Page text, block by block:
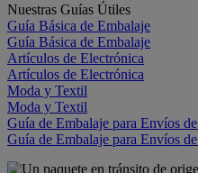
Nuestras Guías Útiles
Guía Básica de Embalaje
Guía Básica de Embalaje
Artículos de Electrónica
Artículos de Electrónica
Moda y Textil
Moda y Textil
Guía de Embalaje para Envíos
Guía de Embalaje para Envíos